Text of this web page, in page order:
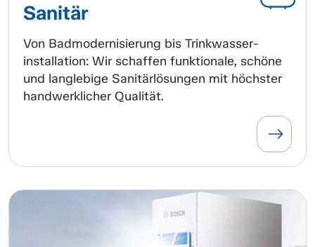
Sanitär
Von Badmodernisierung bis Trinkwasser-
installation: Wir schaffen funktionale, schöne
und langlebige Sanitärlösungen mit höchster
handwerklicher Qualität.